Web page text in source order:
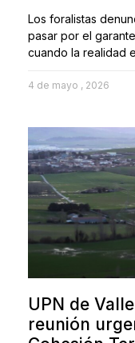
Los foralistas
pasar por el
cuando la realidad
4 de mayo , 2026
UPN de
reunión